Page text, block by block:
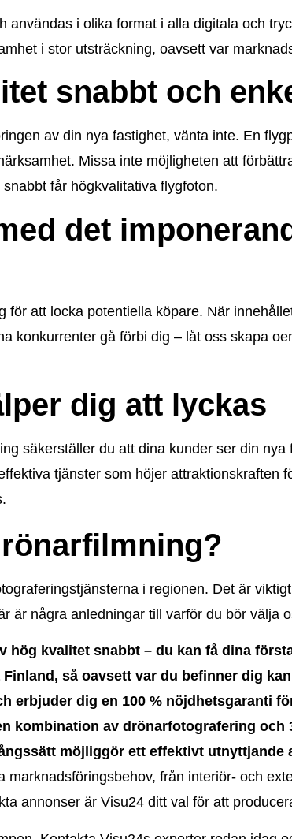
i olika format i alla digitala och
i stor utsträckning, oavsett var
snabbt och
av din nya fastighet, vänta inte. En
Missa inte möjligheten att
får högkvalitativa flygfoton.
det
att locka potentiella köpare. När
konkurrenter gå förbi dig – låt oss skapa
dig att lyckas
säkerställer du att dina kunder ser din
tjänster som höjer attraktionskraften
i regionen. Det är
är några anledningar till varför du bör välja
hög kvalitet snabbt – du kan få dina
så oavsett var du befinner dig
erbjuder dig en 100 % nöjdhetsgaranti
kombination av drönarfotografering
möjliggör ett effektivt utnyttjande
från interiör- och
annonser är Visu24 ditt val för att